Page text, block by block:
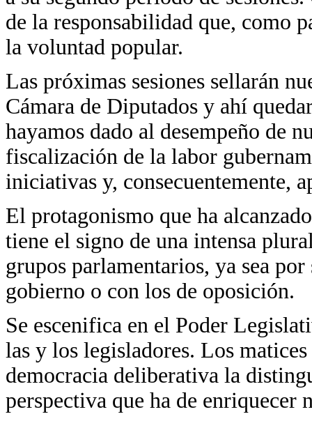
de la responsabilidad que, como
la voluntad popular.
Las próximas sesiones sellarán
Cámara de Diputados y ahí
hayamos dado al desempeño de
fiscalización de la labor
iniciativas y, consecuentemente,
El protagonismo que ha
tiene el signo de una intensa
grupos parlamentarios, ya sea
gobierno o con los de oposición.
Se escenifica en el Poder
las y los legisladores. Los
democracia deliberativa la
perspectiva que ha de enriquecer